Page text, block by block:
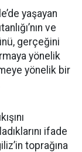
yaşayan
ve
gerçeğini
yönelik
yönelik bir
ifade
toprağına